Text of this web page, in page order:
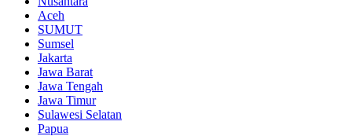
Aceh
SUMUT
Sumsel
Jakarta
Jawa Barat
Jawa Tengah
Jawa Timur
Sulawesi Selatan
Papua